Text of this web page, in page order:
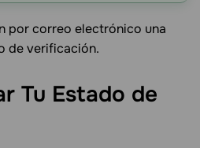
por correo electrónico una
de verificación.
Tu Estado de